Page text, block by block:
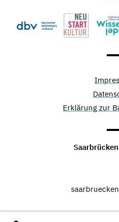
Erklärung zur